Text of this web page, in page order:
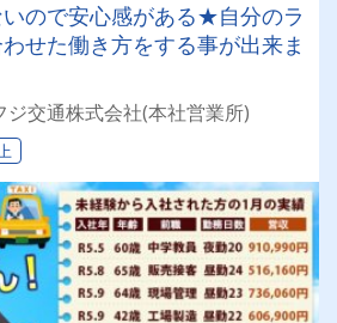
ので安心感がある★自分のラ
せた働き方をする事が出来ま
ジ交通株式会社(本社営業所)